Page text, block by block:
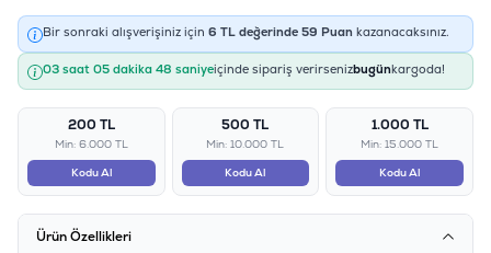
Bir sonraki alışverişiniz için 6 TL değerinde 59 Puan kazanacaksınız.
03 saat 05 dakika 48 saniyeiçinde sipariş verirsenizbugünkargoda!
200 TL
Min: 6.000 TL
Kodu Al
500 TL
Min: 10.000 TL
Kodu Al
1.000 TL
Min: 15.000 TL
Kodu Al
Ürün Özellikleri